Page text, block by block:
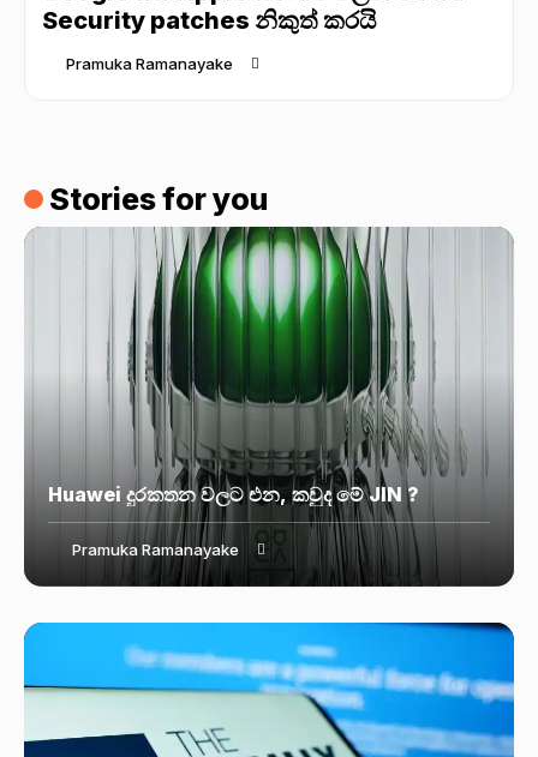
Security patches නිකුත් කරයි
Pramuka Ramanayake
Stories for you
Huawei දුරකතන වලට එන, කවුද මේ JIN ?
Pramuka Ramanayake